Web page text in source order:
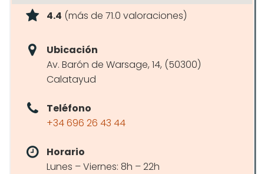
4.4 (más de 71.0 valoraciones)
Ubicación
Av. Barón de Warsage, 14, (50300)
Calatayud
Teléfono
+34 696 26 43 44
Horario
Lunes – Viernes: 8h – 22h